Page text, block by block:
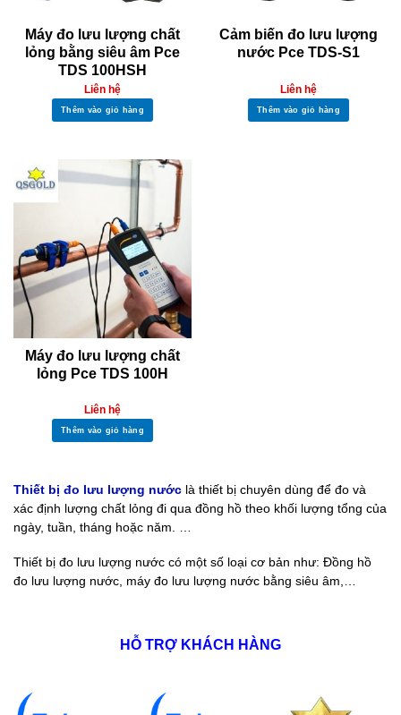
Thiết bị đo lưu lượng nước là thiết bị chuyên dùng để đo và
xác định lượng chất lỏng đi qua đồng hồ theo khối lượng tổng của
ngày, tuần, tháng hoặc năm. …
Thiết bị đo lưu lượng nước có một số loại cơ bản như: Đồng hồ
đo lưu lượng nước, máy đo lưu lượng nước bằng siêu âm,…
Máy đo lưu lượng chất
lỏng bằng siêu âm Pce
TDS 100HSH
Liên hệ
Thêm vào giỏ hàng
Cảm biến đo lưu lượng
nước Pce TDS-S1
Liên hệ
Thêm vào giỏ hàng
Máy đo lưu lượng chất
lỏng Pce TDS 100H
Liên hệ
Thêm vào giỏ hàng
HỖ TRỢ KHÁCH HÀNG